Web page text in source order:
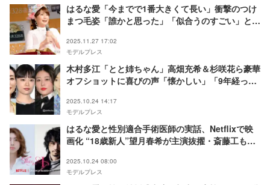
はるな愛「今までで1番大きくて長い」衝撃のつけ
まつ毛姿「誰かと思った」「似合うのすごい」と反
2025.11.27 17:02
モデルプレス
木村多江「とと姉ちゃん」高畑充希＆杉咲花ら豪華
オフショットに喜びの声「懐かしい」「9年経って
2025.10.24 14:17
モデルプレス
はるな愛と性別適合手術医師の実話、Netflixで映
画化 “18歳新人”望月春希が主演抜擢・斎藤工も出
2025.10.24 08:00
モデルプレス